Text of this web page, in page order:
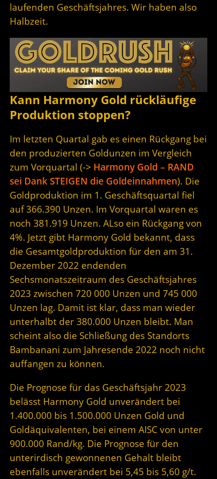
laufenden Geschäftsjahres. Wir haben also
Halbzeit.
Kann Harmony Gold rückläufige
Produktion stoppen?
Im letzten Quartal gab es einen Rückgang bei
den produzierten Goldunzen im Vergleich
zum Vorquartal (-> Harmony Gold – RAND
sei Dank STEIGEN die Goldeinnahmen). Die
Goldproduktion im 1. Geschäftsquartal fiel
auf 366.390 Unzen. Im Vorquartal waren es
noch 381.919 Unzen. ALso ein Rückgang von
4%. Jetzt gibt Harmony Gold bekannt, dass
die Gesamtgoldproduktion für den am 31.
Dezember 2022 endenden
Sechsmonatszeitraum des Geschäftsjahres
2023 zwischen 720 000 Unzen und 745 000
Unzen lag. Damit ist klar, dass man wieder
unterhalbt der 380.000 Unzen bleibt. Man
scheint also die Schließung des Standorts
Bambanani zum Jahresende 2022 noch nicht
auffangen zu können.
Die Prognose für das Geschäftsjahr 2023
belässt Harmony Gold unverändert bei
1.400.000 bis 1.500.000 Unzen Gold und
Goldäquivalenten, bei einem AISC von unter
900.000 Rand/kg. Die Prognose für den
unterirdisch gewonnenen Gehalt bleibt
ebenfalls unverändert bei 5,45 bis 5,60 g/t.